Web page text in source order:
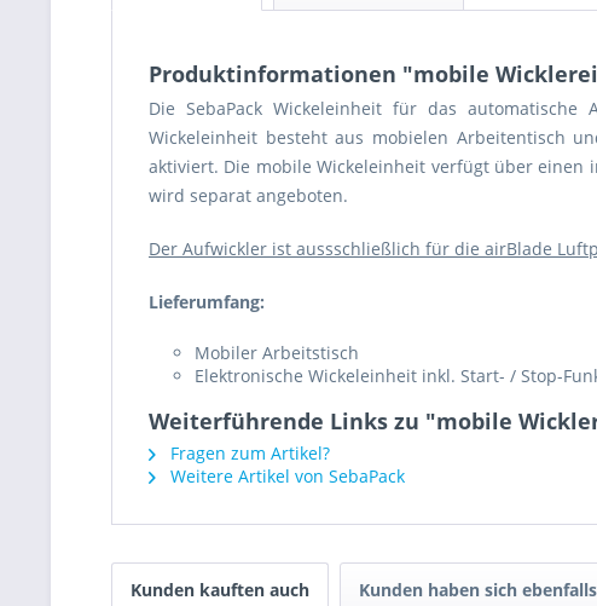
Produktinformationen "mobile
Die SebaPack Wickeleinheit für das
Wickeleinheit besteht aus mobielen Arbeitentisch
aktiviert. Die mobile Wickeleinheit verfügt über einen
wird separat angeboten.
Der Aufwickler ist aussschließlich für die airBlade
Lieferumfang:
Mobiler Arbeitstisch
Elektronische Wickeleinheit inkl. Start- / Stop-
Weiterführende Links zu "mobile
Fragen zum Artikel?
Weitere Artikel von SebaPack
Kunden kauften auch Kunden haben sich